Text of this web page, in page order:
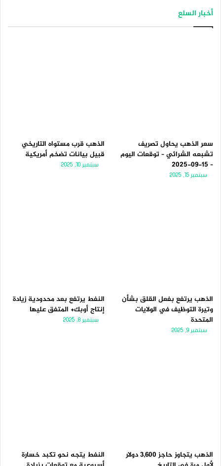
أخبار السلع
سعر الذهب يحاول تصريف
تشبعه الشرائي – توقعات اليوم
– 15-09-2025
سبتمبر 15, 2025
الذهب قرب مستواه التاريخي
قبيل بيانات تضخم أمريكية
سبتمبر 10, 2025
الذهب يرتفع بفعل القلق بشأن
وتيرة التوظيف في الولايات
المتحدة
سبتمبر 9, 2025
النفط يرتفع بعد محدودية زيادة
إنتاج أوبك+ المتفق عليها
سبتمبر 8, 2025
الذهب يتجاوز حاجز 3,600 دولار
النفط يتجه نحو تكبد خسارة